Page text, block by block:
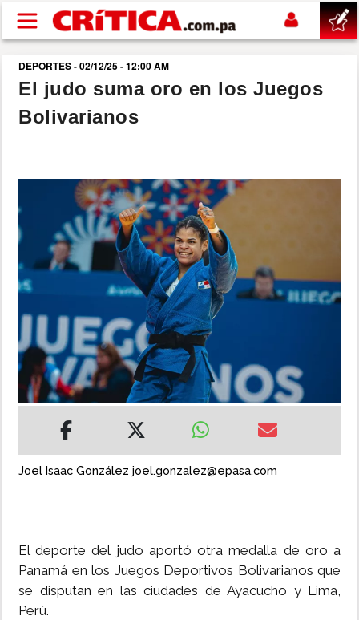
Pasar al contenido principal
buscar
SUCESOS
POLÍTICA
DEPORTES
MUNDO
INSÓLITAS
MULTIMEDIA
DEPORTES - 02/12/25 - 12:00 AM
El judo suma oro en los Juegos
Bolivarianos
Joel Isaac González joel.gonzalez@epasa.com
El deporte del judo aportó otra medalla de oro a
Panamá en los Juegos Deportivos Bolivarianos que
se disputan en las ciudades de Ayacucho y Lima,
Perú.